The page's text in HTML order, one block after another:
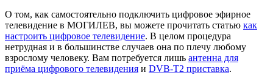
О том, как самостоятельно подключить цифровое эфирное
телевидение в МОГИЛЕВ, вы можете прочитать статью как
настроить цифровое телевидение. В целом процедура
нетрудная и в большинстве случаев она по плечу любому
взрослому человеку. Вам потребуется лишь антенна для
приёма цифрового телевидения и DVB-T2 приставка.